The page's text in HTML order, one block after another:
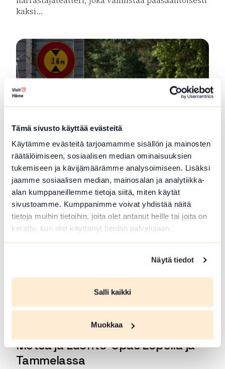
Tämä sivusto käyttää evästeitä
Käytämme evästeitä tarjoamamme sisällön ja mainosten
räätälöimiseen, sosiaalisen median ominaisuuksien
tukemiseen ja kävijämäärämme analysoimiseen. Lisäksi
jaamme sosiaalisen median, mainosalan ja analytiikka-
alan kumppaneillemme tietoja siitä, miten käytät
sivustoamme. Kumppanimme voivat yhdistää näitä
tietoja muihin tietoihin, joita olet antanut heille tai joita on
kerätty, kun olet käyttänyt heidän palvelujaan.
Näytä tiedot
Salli kaikki
Muokkaa
kaksi...
SFC Vantaan Talli leirintäalue
Vantaan Talli on ympärivuotinen leirintä-alue
Hausjärven luonnon keskellä Kanta-Hämeessä,...
Lue lisää tuotteesta SFC Vantaan Talli leirintäalue
Metsä ja Luonto-opas Lopella ja
Tammelassa